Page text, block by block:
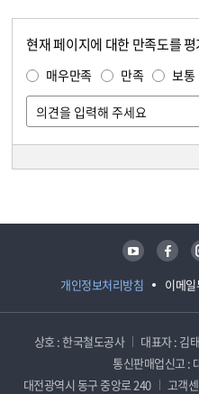
현재 페이지에 대한 만족도를
매우만족 만족 보통
개인정보처리방침 이메
유튜브 페이스북
상호 : 한국철도공사 대표자 : 김
통신판매업신고 :
대전광역시 동구 중앙로 240
고객